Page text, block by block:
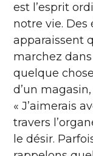
est l’esprit
notre vie.
apparaissent
marchez
quelque
d’un
« J’aimerais
travers
le désir.